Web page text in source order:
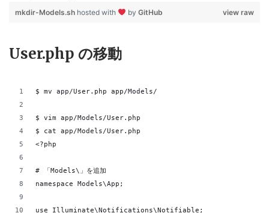
view raw
mkdir-Models.sh hosted with by GitHub
User.php の移動
$ mv app/User.php app/Models/
$ vim app/Models/User.php
$ cat app/Models/User.php
<?php
# 「Models\」を追加
namespace Models\App;
use Illuminate\Notifications\Notifiable;